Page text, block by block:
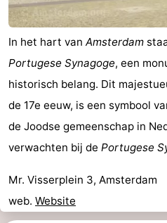
buurt
Geschiedenis
Diamantstad
Pleinen
in
het
centrum
Parken
en
tuinen
Stadsdelen
Omgeving
-
In het hart van Amsterdam
Portugese Synagoge, een
historisch belang. Dit
de 17e eeuw, is een symbool
de Joodse gemeenschap in
verwachten bij de Portugese
Mr. Visserplein 3, Amsterdam
web. Website